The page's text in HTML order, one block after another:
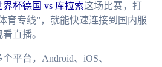
杯德国 vs 库拉索这场比赛，打
育专线”，就能快速连接到国内服
直播。
平台，Android、iOS、